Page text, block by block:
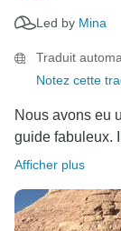
Led by Mina
Traduit
Notez cette
Nous avons eu
guide fabuleux.
Afficher plus